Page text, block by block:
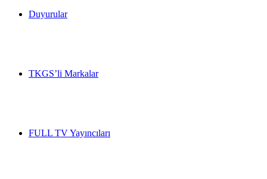
Duyurular
TKGS’li Markalar
FULL TV Yayıncıları